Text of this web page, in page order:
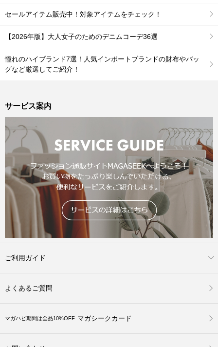
セールアイテム販売中！対象アイテムをチェック！
【2026年版】大人女子のためのデニムコーデ36選
憧れのハイブランド7選！人気インポートブランドの財布やバッ
グなど厳選してご紹介！
サービス案内
ご利用ガイド
よくあるご質問
マガハピ期間は全品10%OFF マガシークカード